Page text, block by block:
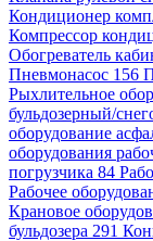
Кондиционер
Компрессор
Обогреватель
Пневмонасос 156
Рыхлительное
бульдозерный/
оборудование
оборудования
погрузчика 84
Рабочее
Крановое
бульдозера 291